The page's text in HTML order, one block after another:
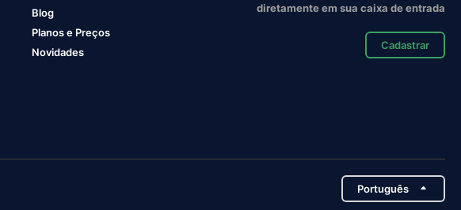
Blog
Planos e Preços
Novidades
diretamente em sua caixa de entrada
Cadastrar
Português